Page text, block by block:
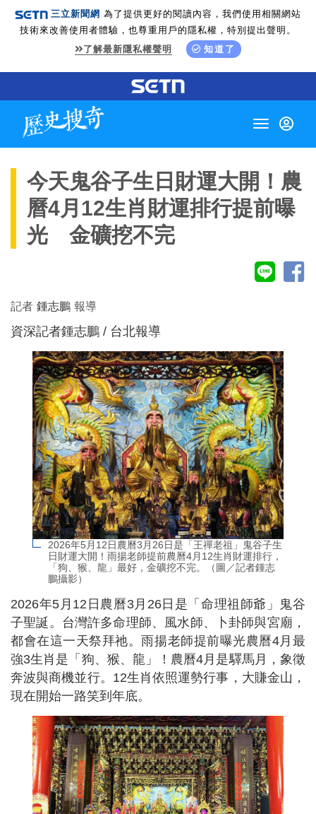
三立新聞網 為了提供更好的閱讀內容，我們使用相關網站
技術來改善使用者體驗，也尊重用戶的隱私權，特別提出聲明。
了解最新隱私權聲明
知道了
Toggle
今天鬼谷子生日財運大開！農
曆4月12生肖財運排行提前曝
光 金礦挖不完
記者 鍾志鵬 報導
資深記者鍾志鵬 / 台北報導
2026年5月12日農曆3月26日是「王禪老祖」鬼谷子生
日財運大開！雨揚老師提前農曆4月12生肖財運排行，
「狗、猴、龍」最好，金礦挖不完。（圖／記者鍾志
鵬攝影）
2026年5月12日農曆3月26日是「命理祖師爺」鬼谷
子聖誕。台灣許多命理師、風水師、卜卦師與宮廟，
都會在這一天祭拜祂。雨揚老師提前曝光農曆4月最
強3生肖是「狗、猴、龍」！農曆4月是驛馬月，象徵
奔波與商機並行。12生肖依照運勢行事，大賺金山，
現在開始一路笑到年底。